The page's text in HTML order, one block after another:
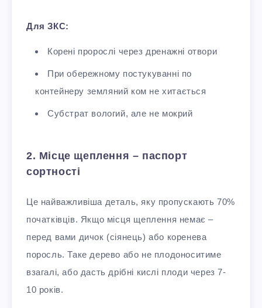
Для ЗКС:
Корені пророслі через дренажні отвори
При обережному постукуванні по
контейнеру земляний ком не хитається
Субстрат вологий, але не мокрий
2. Місце щеплення – паспорт
сортності
Це найважливіша деталь, яку пропускають 70%
початківців. Якщо місця щеплення немає –
перед вами дичок (сіянець) або коренева
поросль. Таке дерево або не плодоноситиме
взагалі, або дасть дрібні кислі плоди через 7-
10 років.​